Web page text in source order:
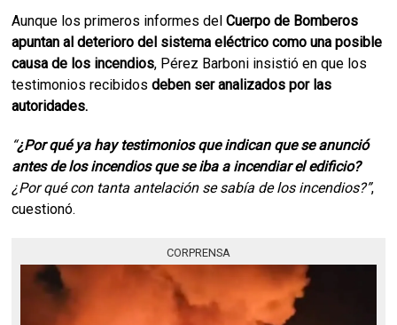
Aunque los primeros informes delCuerpo de Bomberos
apuntan al deterioro del sistema eléctrico como una posible
causa de los incendios, Pérez Barboni insistió en que los
testimonios recibidosdeben ser analizados por las
autoridades.
“¿Por qué ya hay testimonios que indican que se anunció
antes de los incendios que se iba a incendiar el edificio?
¿Por qué con tanta antelación se sabía de los incendios?”,
cuestionó.
CORPRENSA